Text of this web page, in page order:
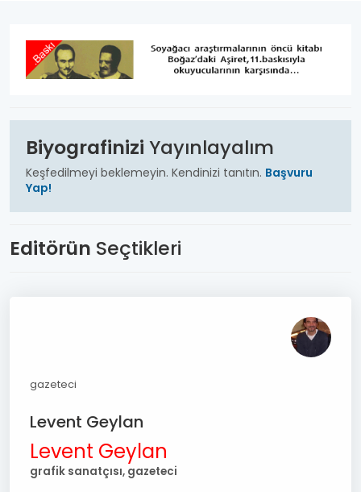
Biyografinizi Yayınlayalım
Keşfedilmeyi beklemeyin. Kendinizi tanıtın. Başvuru
Yap!
Editörün Seçtikleri
gazeteci
Levent Geylan
Levent Geylan
grafik sanatçısı, gazeteci